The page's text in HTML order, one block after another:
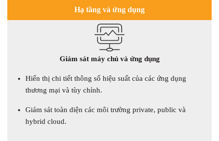
Hạ tầng và ứng dụng
Giám sát máy chủ và ứng dụng
Hiển thị chi tiết thông số hiệu suất của các ứng dụng
thương mại và tùy chỉnh.
Giám sát toàn diện các môi trường private, public và
hybrid cloud.